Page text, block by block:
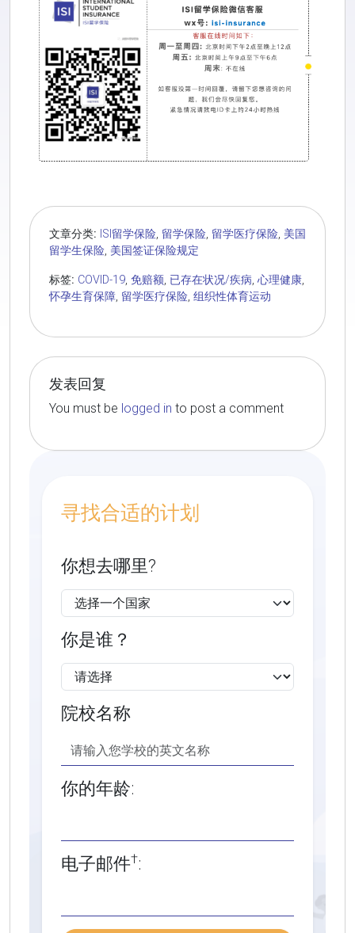
文章分类: ISI留学保险, 留学保险, 留学医疗保险, 美国
留学生保险, 美国签证保险规定
标签: COVID-19, 免赔额, 已存在状况/疾病, 心理健康,
怀孕生育保障, 留学医疗保险, 组织性体育运动
发表回复
You must be logged in to post a comment
寻找合适的计划
你想去哪里?
你是谁？
院校名称
你的年龄:
电子邮件†: